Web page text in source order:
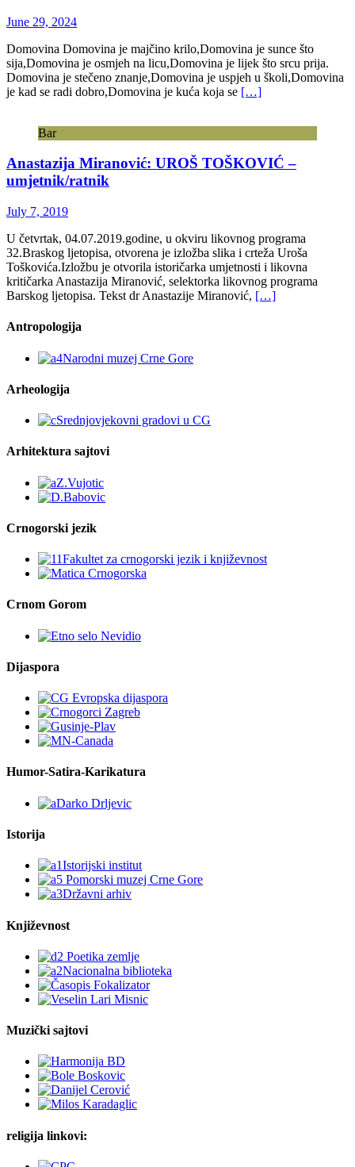
June 29, 2024
Domovina Domovina je majčino krilo,Domovina je sunce što
sija,Domovina je osmjeh na licu,Domovina je lijek što srcu prija.
Domovina je stečeno znanje,Domovina je uspjeh u školi,Domovina
je kad se radi dobro,Domovina je kuća koja se […]
Bar
Anastazija Miranović: UROŠ TOŠKOVIĆ –
umjetnik/ratnik
July 7, 2019
U četvrtak, 04.07.2019.godine, u okviru likovnog programa
32.Braskog ljetopisa, otvorena je izložba slika i crteža Uroša
Toškovića.Izložbu je otvorila istoričarka umjetnosti i likovna
kritičarka Anastazija Miranović, selektorka likovnog programa
Barskog ljetopisa. Tekst dr Anastazije Miranović, […]
Antropologija
Arheologija
Arhitektura sajtovi
Crnogorski jezik
Crnom Gorom
Dijaspora
Humor-Satira-Karikatura
Istorija
Književnost
Muzički sajtovi
religija linkovi: